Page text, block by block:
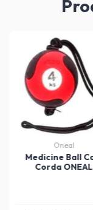
Oneal
Medicine Ball
Corda ONEAL